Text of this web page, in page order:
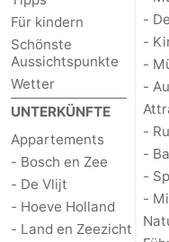
Für kindern
Schönste
Aussichtspunkte
Wetter
UNTERKÜNFTE
Appartements
- Bosch en Zee
- De Vlijt
- Hoeve Holland
- Land en Zeezicht
-
-
-
-
-
-
-
-